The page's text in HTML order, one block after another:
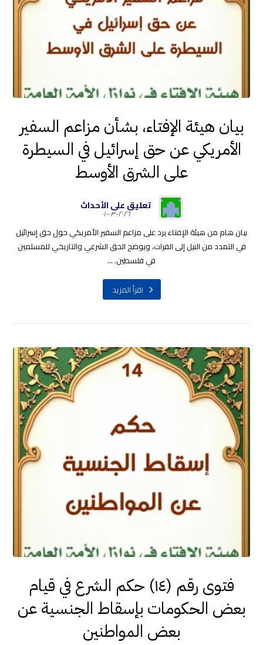
بيان هيئة الإفتاء، بشأن مزاعم السفير
الأمريكي عن حق إسرائيل في السيطرة
على الشرق الأوسط
تعليق على الأحداث
٢٠٢٦-٠٣-٠١
بيان هام من هيئة الإفتاء يرد على مزاعم السفير الأمريكي حول حق إسرائيل
في التمدد من النيل إلى الفرات، ويوضح الحق الشرعي والتاريخي للمسلمين
في فلسطين. ...
اقرأ المزيد
فتوى رقم (١٤) حكم الشرع في قيام
بعض الحكومات بإسقاط الجنسية عن
بعض المواطنين